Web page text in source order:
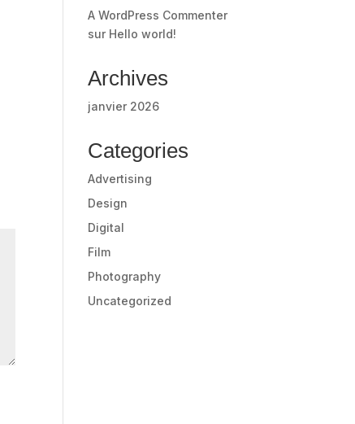
A WordPress Commenter
sur Hello world!
Archives
janvier 2026
Categories
Advertising
Design
Digital
Film
Photography
Uncategorized